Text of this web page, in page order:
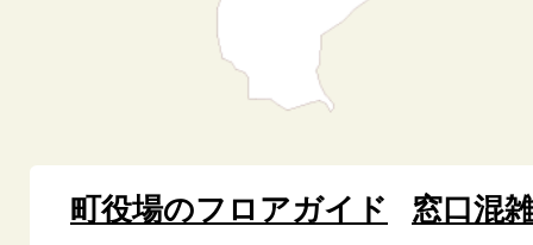
町役場のフロアガイド
窓口混